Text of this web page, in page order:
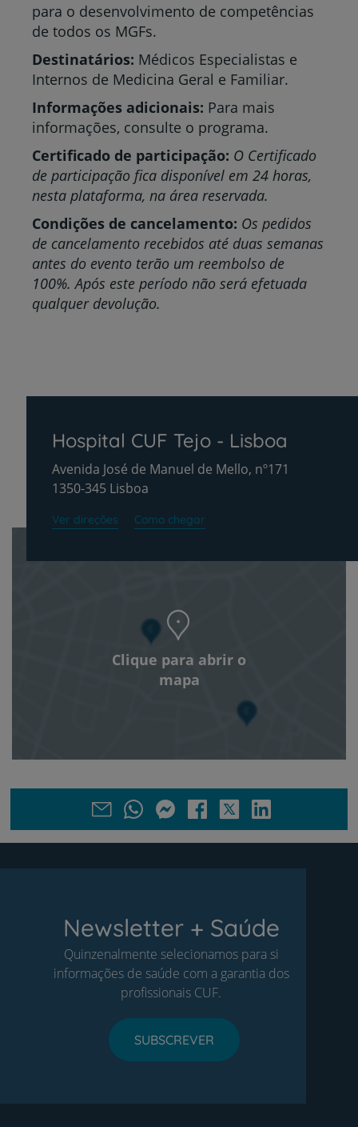
para o desenvolvimento de competências
de todos os MGFs.
Destinatários: Médicos Especialistas e
Internos de Medicina Geral e Familiar.
Informações adicionais: Para mais
informações, consulte o programa.
Certificado de participação: O Certificado
de participação fica disponível em 24 horas,
nesta plataforma, na área reservada.
Condições de cancelamento: Os pedidos
de cancelamento recebidos até duas semanas
antes do evento terão um reembolso de
100%. Após este período não será efetuada
qualquer devolução.
Hospital CUF Tejo - Lisboa
Avenida José de Manuel de Mello, nº171
1350-345 Lisboa
Ver direções Como chegar
Clique para abrir o
mapa
Newsletter + Saúde
Quinzenalmente selecionamos para si
informações de saúde com a garantia dos
profissionais CUF.
SUBSCREVER